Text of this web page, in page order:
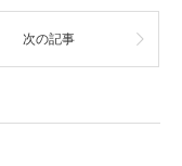
次の記事